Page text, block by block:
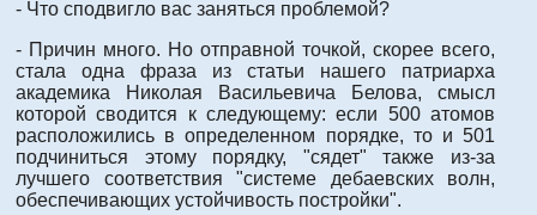
- Что сподвигло вас заняться проблемой?
- Причин много. Но отправной точкой, скорее всего,
стала одна фраза из статьи нашего патриарха
академика Николая Васильевича Белова, смысл
которой сводится к следующему: если 500 атомов
расположились в определенном порядке, то и 501
подчиниться этому порядку, "сядет" также из-за
лучшего соответствия "системе дебаевских волн,
обеспечивающих устойчивость постройки".